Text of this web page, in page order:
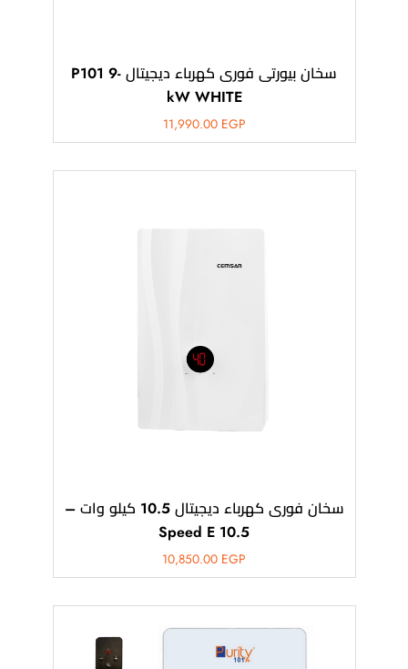
سخان بيورتى فورى كهرباء ديجيتال -P101 9
kW WHITE
11,990.00 EGP
سخان فورى كهرباء ديجيتال 10.5 كيلو وات –
Speed E 10.5
10,850.00 EGP